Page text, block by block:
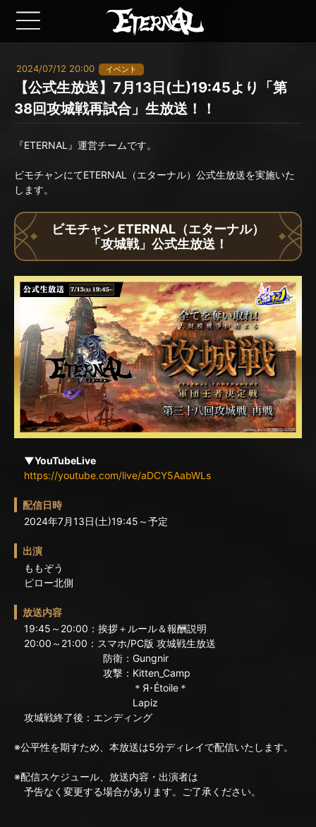
2024/07/12 20:00 イベント
【公式生放送】7月13日(土)19:45より「第
38回攻城戦再試合」生放送！！
『ETERNAL』運営チームです。
ビモチャンにてETERNAL（エターナル）公式生放送を実施いた
します。
ビモチャン ETERNAL（エターナル）
「攻城戦」公式生放送！
▼YouTubeLive
https://youtube.com/live/aDCY5AabWLs
配信日時
2024年7月13日(土)19:45～予定
出演
ももぞう
ピロー北側
放送内容
19:45～20:00：挨拶＋ルール＆報酬説明
20:00～21:00：スマホ/PC版 攻城戦生放送
防衛：Gungnir
攻撃：Kitten_Camp
＊Я･Étoile＊
Lapiz
攻城戦終了後：エンディング
※公平性を期すため、本放送は5分ディレイで配信いたします。
※配信スケジュール、放送内容・出演者は
予告なく変更する場合があります。ご了承ください。